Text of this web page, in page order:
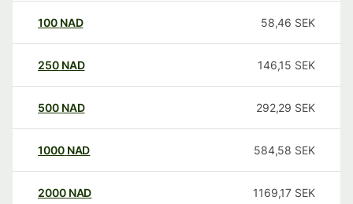
100 NAD 58,46 SEK
250 NAD 146,15 SEK
500 NAD 292,29 SEK
1000 NAD 584,58 SEK
2000 NAD 1169,17 SEK